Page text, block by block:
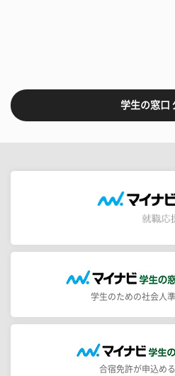
学生の窓口
学生のための社会人
合宿免許が申込め